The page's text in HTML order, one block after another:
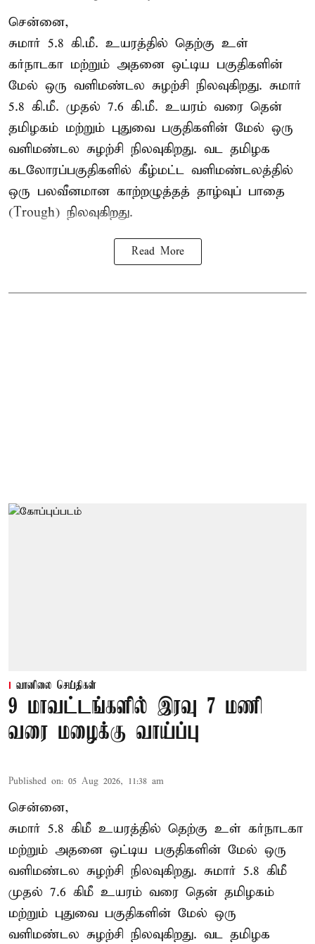
சென்னை,
சுமார் 5.8 கி.மீ. உயரத்தில் தெற்கு உள்
கர்நாடகா மற்றும் அதனை ஒட்டிய பகுதிகளின்
மேல் ஒரு வளிமண்டல சுழற்சி நிலவுகிறது. சுமார்
5.8 கி.மீ. முதல் 7.6 கி.மீ. உயரம் வரை தென்
தமிழகம் மற்றும் புதுவை பகுதிகளின் மேல் ஒரு
வளிமண்டல சுழற்சி நிலவுகிறது. வட தமிழக
கடலோரப்பகுதிகளில் கீழ்மட்ட வளிமண்டலத்தில்
ஒரு பலவீனமான காற்றழுத்தத் தாழ்வுப் பாதை
(Trough) நிலவுகிறது.
Read More
வானிலை செய்திகள்
9 மாவட்டங்களில் இரவு 7 மணி
வரை மழைக்கு வாய்ப்பு
Published on: 05 Aug 2026, 11:38 am
சென்னை,
சுமார் 5.8 கிமீ உயரத்தில் தெற்கு உள் கர்நாடகா
மற்றும் அதனை ஒட்டிய பகுதிகளின் மேல் ஒரு
வளிமண்டல சுழற்சி நிலவுகிறது. சுமார் 5.8 கிமீ
முதல் 7.6 கிமீ உயரம் வரை தென் தமிழகம்
மற்றும் புதுவை பகுதிகளின் மேல் ஒரு
வளிமண்டல சுழற்சி நிலவுகிறது. வட தமிழக